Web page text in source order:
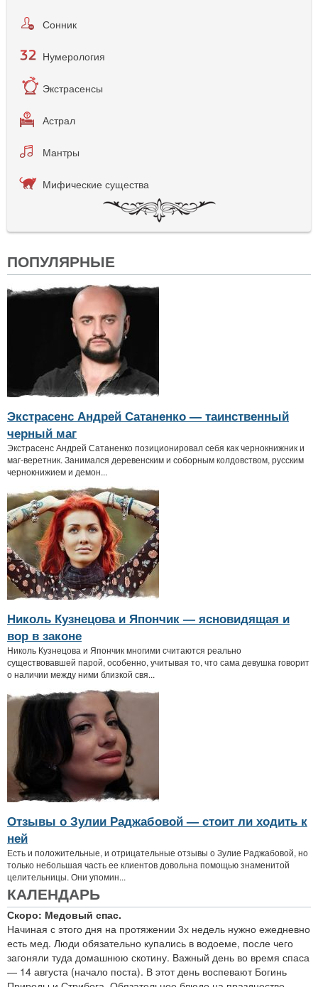
Сонник
Нумерология
Экстрасенсы
Астрал
Мантры
Мифические существа
ПОПУЛЯРНЫЕ
Экстрасенс Андрей Сатаненко — таинственный
черный маг
Экстрасенс Андрей Сатаненко позиционировал себя как чернокнижник и
маг-веретник. Занимался деревенским и соборным колдовством, русским
чернокнижием и демон...
Николь Кузнецова и Япончик — ясновидящая и
вор в законе
Николь Кузнецова и Япончик многими считаются реально
существовавшей парой, особенно, учитывая то, что сама девушка говорит
о наличии между ними близкой свя...
Отзывы о Зулии Раджабовой — стоит ли ходить к
ней
Есть и положительные, и отрицательные отзывы о Зулие Раджабовой, но
только небольшая часть ее клиентов довольна помощью знаменитой
целительницы. Они упомин...
КАЛЕНДАРЬ
Скоро: Медовый спас.
Начиная с этого дня на протяжении 3х недель нужно ежедневно
есть мед. Люди обязательно купались в водоеме, после чего
загоняли туда домашнюю скотину. Важный день во время спаса
— 14 августа (начало поста). В этот день воспевают Богинь